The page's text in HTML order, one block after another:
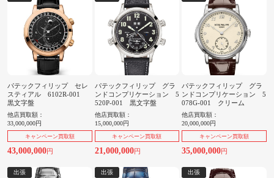
パテックフィリップ セレ
スティアル 6102R-001
黒文字盤
他店買取額：
33,000,000円
キャンペーン買取額
43,000,000円
パテックフィリップ グラ
ンドコンプリケーション 5
520P-001 黒文字盤
他店買取額：
15,000,000円
キャンペーン買取額
21,000,000円
パテックフィリップ グラ
ンドコンプリケーション 5
078G-001 クリーム
他店買取額：
20,000,000円
キャンペーン買取額
35,000,000円
出張 出張 出張